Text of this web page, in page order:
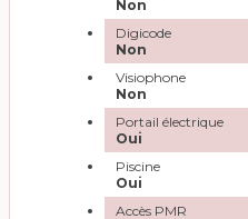
Non
Digicode
Non
Visiophone
Non
Portail électrique
Oui
Piscine
Oui
Accès PMR